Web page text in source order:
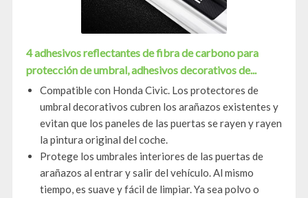
4 adhesivos reflectantes de fibra de carbono para
protección de umbral, adhesivos decorativos de...
Compatible con Honda Civic. Los protectores de
umbral decorativos cubren los arañazos existentes y
evitan que los paneles de las puertas se rayen y rayen
la pintura original del coche.
Protege los umbrales interiores de las puertas de
arañazos al entrar y salir del vehículo. Al mismo
tiempo, es suave y fácil de limpiar. Ya sea polvo o